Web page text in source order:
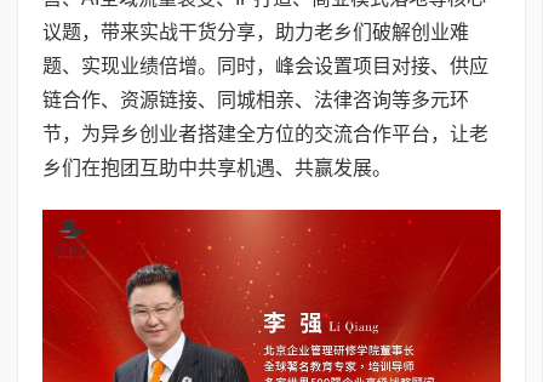
议题，带来实战干货分享，助力老乡们破解创业难
题、实现业绩倍增。同时，峰会设置项目对接、供应
链合作、资源链接、同城相亲、法律咨询等多元环
节，为异乡创业者搭建全方位的交流合作平台，让老
乡们在抱团互助中共享机遇、共赢发展。